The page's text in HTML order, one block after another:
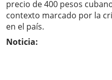
precio de 400 pesos
contexto marcado por la
en el país.
Noticia: